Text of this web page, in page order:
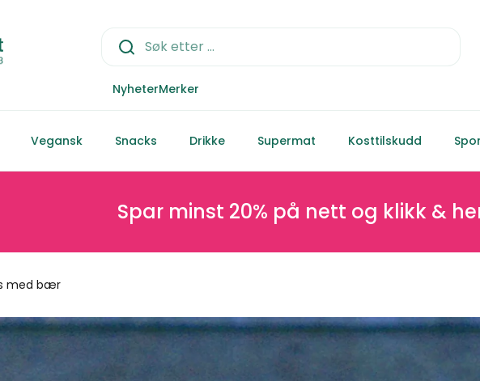
NyheterMerker
Vegansk Snacks Drikke Supermat Kosttilskudd
Spar minst 20% på nett og klikk & hent
med bær